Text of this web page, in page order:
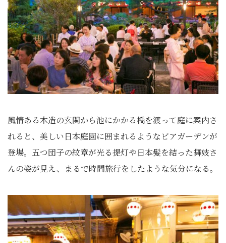
風情ある木造の玄関から池にかかる橋を渡って庭に案内さ
れると、美しい日本庭園に囲まれるようなビアガーデンが
登場。五つ団子の紋章が光る提灯や日本髪を結った舞妓さ
んの姿が見え、まるで時間旅行をしたような気分になる。